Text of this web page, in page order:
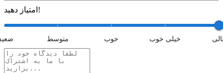
امتیاز دهید!
متوسط خوب خیلی خوب